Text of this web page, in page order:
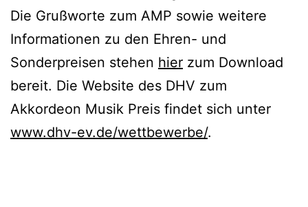
Die Grußworte zum AMP sowie weitere
Informationen zu den Ehren- und
Sonderpreisen stehen hier zum Download
bereit. Die Website des DHV zum
Akkordeon Musik Preis findet sich unter
www.dhv-ev.de/wettbewerbe/.